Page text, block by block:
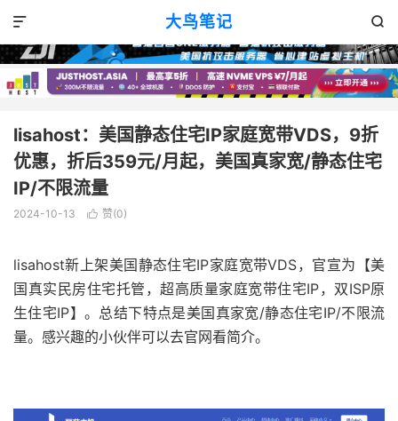
大鸟笔记 

VPS消息
lisahost：美国静态住宅IP家庭宽带VDS，9折
优惠，折后359元/月起，美国真家宽/静态住宅
IP/不限流量
2024-10-13  赞(0)
lisahost新上架美国静态住宅IP家庭宽带VDS，官宣为【美
国真实民房住宅托管，超高质量家庭宽带住宅IP，双ISP原
生住宅IP】。总结下特点是美国真家宽/静态住宅IP/不限流
量。感兴趣的小伙伴可以去官网看简介。